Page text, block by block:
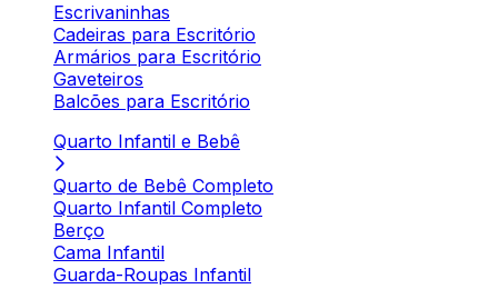
Escrivaninhas
Cadeiras para Escritório
Armários para Escritório
Gaveteiros
Balcões para Escritório
Quarto Infantil e Bebê
Quarto de Bebê Completo
Quarto Infantil Completo
Berço
Cama Infantil
Guarda-Roupas Infantil